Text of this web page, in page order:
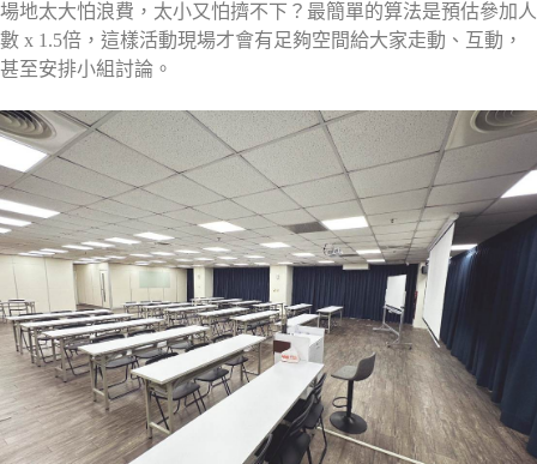
場地太大怕浪費，太小又怕擠不下？最簡單的算法是預估參加人
數 x 1.5倍，這樣活動現場才會有足夠空間給大家走動、互動，
甚至安排小組討論。